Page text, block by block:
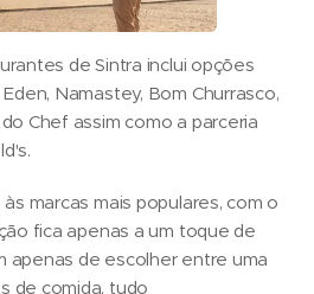
de Sintra inclui opções
Namastey, Bom Churrasco,
Chef assim como a parceria
marcas mais populares, com o
fica apenas a um toque de
apenas de escolher entre uma
de comida, tudo